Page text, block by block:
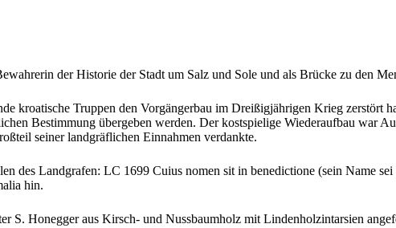
der Historie der Stadt um Salz und Sole und als Brücke zu den
kroatische Truppen den Vorgängerbau im Dreißigjährigen Krieg zerstört
Bestimmung übergeben werden. Der kostspielige Wiederaufbau war
seiner landgräflichen Einnahmen verdankte.
des Landgrafen: LC 1699 Cuius nomen sit in benedictione (sein Name
hin.
S. Honegger aus Kirsch- und Nussbaumholz mit Lindenholzintarsien